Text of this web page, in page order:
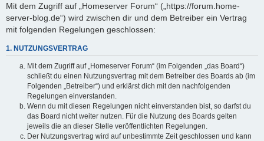
Mit dem Zugriff auf „Homeserver Forum“ („https://forum.home-
server-blog.de“) wird zwischen dir und dem Betreiber ein Vertrag
mit folgenden Regelungen geschlossen:
1. NUTZUNGSVERTRAG
Mit dem Zugriff auf „Homeserver Forum“ (im Folgenden „das Board“)
schließt du einen Nutzungsvertrag mit dem Betreiber des Boards ab (im
Folgenden „Betreiber“) und erklärst dich mit den nachfolgenden
Regelungen einverstanden.
Wenn du mit diesen Regelungen nicht einverstanden bist, so darfst du
das Board nicht weiter nutzen. Für die Nutzung des Boards gelten
jeweils die an dieser Stelle veröffentlichten Regelungen.
Der Nutzungsvertrag wird auf unbestimmte Zeit geschlossen und kann